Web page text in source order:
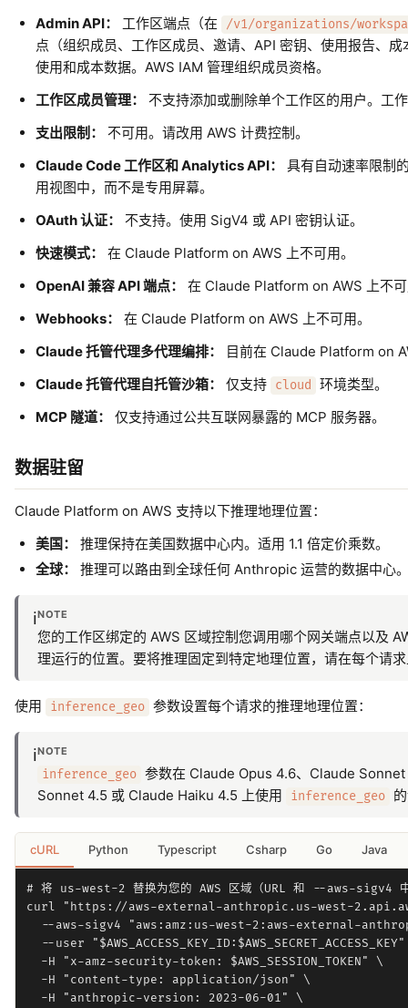
Admin API：
工作区端点（在 /v1/organizations/
点（组织成员、工作区成员、邀请、API 密钥、使用报告、
使用和成本数据。AWS IAM 管理组织成员资格。
工作区成员管理：
不支持添加或删除单个工作区的用户。工
支出限制：
不可用。请改用 AWS 计费控制。
Claude Code 工作区和 Analytics API：
具有自动速率限制
用视图中，而不是专用屏幕。
OAuth 认证：
不支持。使用 SigV4 或 API 密钥认证。
快速模式：
在 Claude Platform on AWS 上不可用。
OpenAI 兼容 API 端点：
在 Claude Platform on AWS 上不
Webhooks：
在 Claude Platform on AWS 上不可用。
Claude 托管代理多代理编排：
目前在 Claude Platform on
Claude 托管代理自托管沙箱：
仅支持 cloud
环境类型。
MCP 隧道：
仅支持通过公共互联网暴露的 MCP 服务器。
数据驻留
Claude Platform on AWS 支持以下推理地理位置：
美国：
推理保持在美国数据中心内。适用 1.1 倍定价乘数。
全球：
推理可以路由到全球任何 Anthropic 运营的数据中心
ℹ️NOTE
您的工作区绑定的 AWS 区域控制您调用哪个网关端点以及
理运行的位置。要将推理固定到特定地理位置，请在每个请
使用 inference_geo 参数设置每个请求的推理地理位置：
ℹ️NOTE
inference_geo 参数在 Claude Opus 4.6、Claude
Sonnet 4.5 或 Claude Haiku 4.5 上使用
inference_geo
cURL Python Typescript Csharp Go Java
# 将 us-west-2 替换为您的 AWS 区域（URL 和 --aws-sigv4 中
curl "https://aws-external-anthropic.us-west-
--aws-sigv4 "aws:amz:us-west-2:aws-external-
--user "$AWS_ACCESS_KEY_ID:$AWS_SECRET_ACCESS_KEY"
  -H "x-amz-security-token: $AWS_SESSION_TOKEN" \
  -H "content-type: application/json" \
  -H "anthropic-version: 2023-06-01" \